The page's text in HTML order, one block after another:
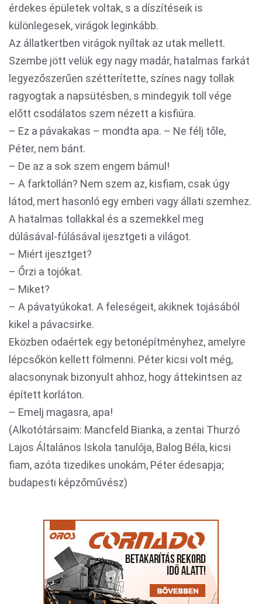
érdekes épületek voltak, s a díszítéseik is
különlegesek, virágok leginkább.
Az állatkertben virágok nyíltak az utak mellett.
Szembe jött velük egy nagy madár, hatalmas farkát
legyezőszerűen szétterítette, színes nagy tollak
ragyogtak a napsütésben, s mindegyik toll vége
előtt csodálatos szem nézett a kisfiúra.
– Ez a pávakakas – mondta apa. – Ne félj tőle,
Péter, nem bánt.
– De az a sok szem engem bámul!
– A farktollán? Nem szem az, kisfiam, csak úgy
látod, mert hasonló egy emberi vagy állati szemhez.
A hatalmas tollakkal és a szemekkel meg
dúlásával-fúlásával ijesztgeti a világot.
– Miért ijesztget?
– Őrzi a tojókat.
– Miket?
– A pávatyúkokat. A feleségeit, akiknek tojásából
kikel a pávacsirke.
Eközben odaértek egy betonépítményhez, amelyre
lépcsőkön kellett fölmenni. Péter kicsi volt még,
alacsonynak bizonyult ahhoz, hogy áttekintsen az
épített korláton.
– Emelj magasra, apa!
(Alkotótársaim: Mancfeld Bianka, a zentai Thurzó
Lajos Általános Iskola tanulója, Balog Béla, kicsi
fiam, azóta tizedikes unokám, Péter édesapja;
budapesti képzőművész)